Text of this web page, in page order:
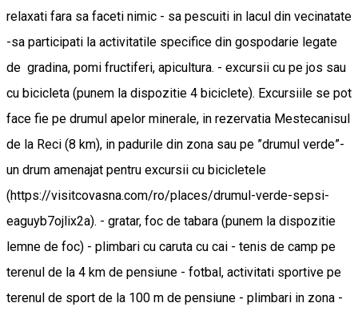
relaxati fara sa faceti nimic - sa pescuiti in lacul din vecinatate
-sa participati la activitatile specifice din gospodarie legate
de gradina, pomi fructiferi, apicultura. - excursii cu pe jos sau
cu bicicleta (punem la dispozitie 4 biciclete). Excursiile se pot
face fie pe drumul apelor minerale, in rezervatia Mestecanisul
de la Reci (8 km), in padurile din zona sau pe ”drumul verde”-
un drum amenajat pentru excursii cu bicicletele
(https://visitcovasna.com/ro/places/drumul-verde-sepsi-
eaguyb7ojlix2a). - gratar, foc de tabara (punem la dispozitie
lemne de foc) - plimbari cu caruta cu cai - tenis de camp pe
terenul de la 4 km de pensiune - fotbal, activitati sportive pe
terenul de sport de la 100 m de pensiune - plimbari in zona -